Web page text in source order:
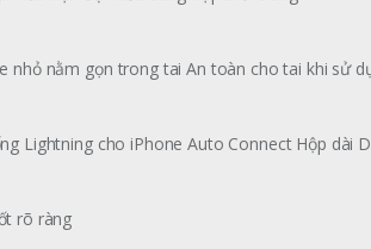
nhỏ nằm gọn trong tai An toàn cho tai khi sử
Lightning cho iPhone Auto Connect Hộp dài
rõ ràng